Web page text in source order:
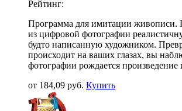
Рейтинг:
Программа для имитации живописи.
из цифровой фотографии
будто написанную художником.
происходит на ваших глазах, вы
фотографии рождается произведение
от 184,09 руб. Купить